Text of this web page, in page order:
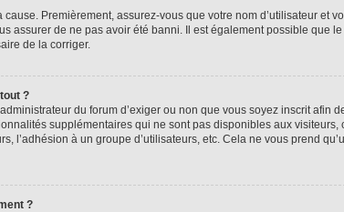
Premièrement, assurez-vous que votre nom d’utilisateur et
assurer de ne pas avoir été banni. Il est également possible que
de la corriger.
?
du forum d’exiger ou non que vous soyez inscrit afin
supplémentaires qui ne sont pas disponibles aux
l’adhésion à un groupe d’utilisateurs, etc. Cela ne vous prend
?